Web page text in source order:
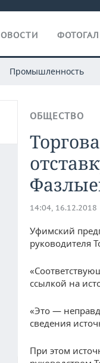
Промышленность
ОБЩЕСТВО
14:04, 16.12.2018
Уфимский
руководителя
ссылкой на
«Это —
сведения
При этом